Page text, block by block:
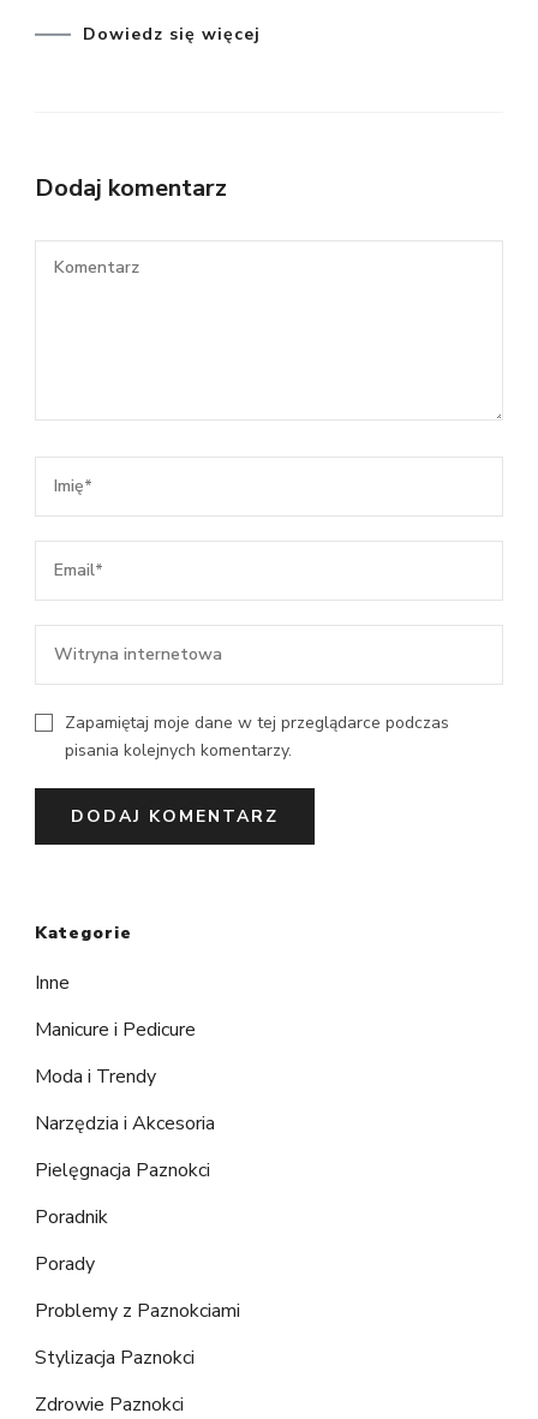
Dowiedz się więcej
Dodaj komentarz
Zapamiętaj moje dane w tej przeglądarce podczas
pisania kolejnych komentarzy.
Kategorie
Inne
Manicure i Pedicure
Moda i Trendy
Narzędzia i Akcesoria
Pielęgnacja Paznokci
Poradnik
Porady
Problemy z Paznokciami
Stylizacja Paznokci
Zdrowie Paznokci